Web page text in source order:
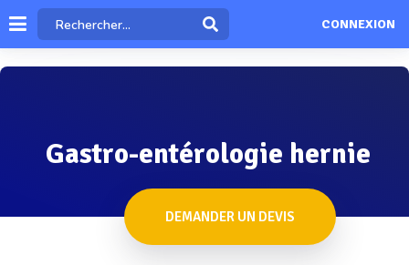
CONNEXION
Gastro-entérologie hernie
DEMANDER UN DEVIS